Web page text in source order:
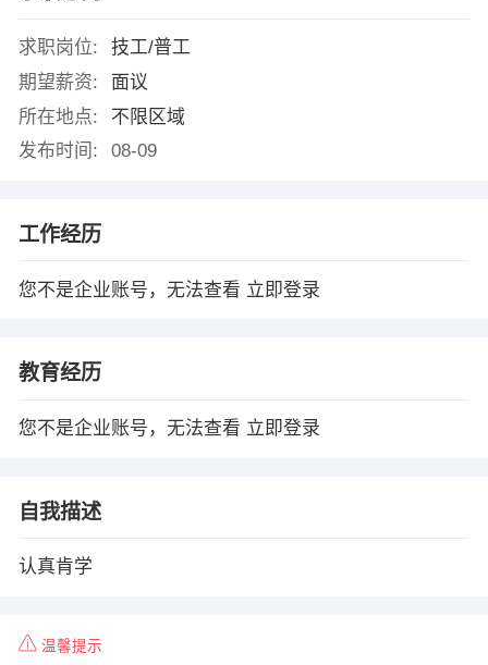
求职岗位:
技工/普工
期望薪资:
面议
所在地点:
不限区域
发布时间:
08-09
工作经历
您不是企业账号，无法查看 立即登录
教育经历
您不是企业账号，无法查看 立即登录
自我描述
认真肯学
温馨提示